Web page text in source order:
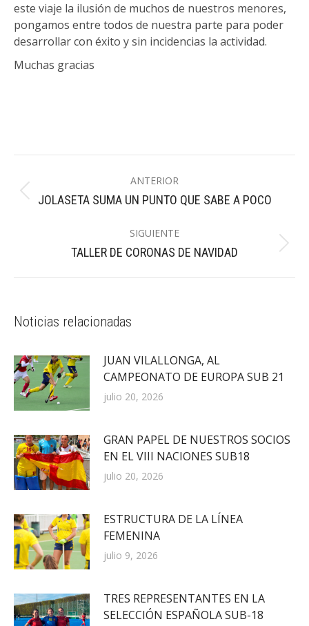
este viaje la ilusión de muchos de nuestros menores,
pongamos entre todos de nuestra parte para poder
desarrollar con éxito y sin incidencias la actividad.
Muchas gracias
entre
ANTERIOR
Publicación
JOLASETA SUMA UN PUNTO QUE SABE A POCO
SIGUIENTE
Publicación
TALLER DE CORONAS DE NAVIDAD
Noticias relacionadas
JUAN VILALLONGA, AL
CAMPEONATO DE EUROPA SUB 21
julio 20, 2026
GRAN PAPEL DE NUESTROS SOCIOS
EN EL VIII NACIONES SUB18
julio 20, 2026
ESTRUCTURA DE LA LÍNEA
FEMENINA
julio 9, 2026
TRES REPRESENTANTES EN LA
SELECCIÓN ESPAÑOLA SUB-18